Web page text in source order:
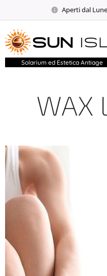
Aperti dal
Solarium ed Estetica
WAX